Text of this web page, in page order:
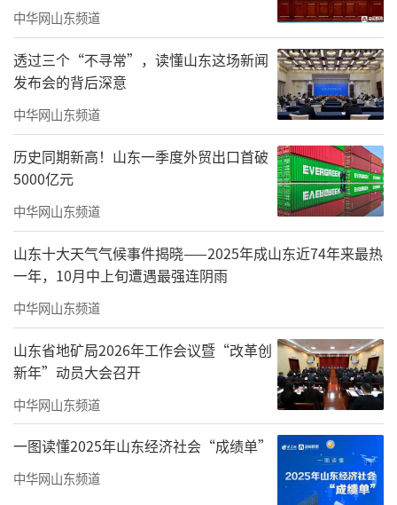
5月26日上午，著名作曲家、指挥家、中国
老教授协会“百师进百校”美育专家、山东艺
术学院李百华教授携专业团队到山东大学国际
教育学院/教师教育学院，为师生党员带来沉浸
式艺术党课《歌声里的中国》。李百华教授主
讲，山东艺术学院副教授孙露、山东青年歌唱
家、二级演员韩霞、山东艺术学院青年教师、
德国曼海姆国家剧院终身演员张学成等青年艺
术家参演。山东大学国际教育学院/教师教育学
院党委书记姬锐主持，学院师生党员、山东大
中华网山东频道
透过三个“不寻常”，读懂山东这场新闻
发布会的背后深意
中华网山东频道
历史同期新高！山东一季度外贸出口首破
5000亿元
中华网山东频道
山东十大天气气候事件揭晓——2025年成山东近74年来最热
一年，10月中上旬遭遇最强连阴雨
中华网山东频道
山东省地矿局2026年工作会议暨“改革创
新年”动员大会召开
中华网山东频道
一图读懂2025年山东经济社会“成绩单”
中华网山东频道